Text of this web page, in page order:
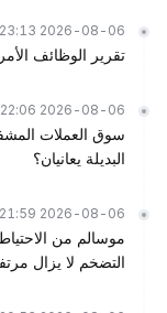
2026-08-06 23:13
تقرير الوظائف
2026-08-06 22:06
البديلة يعانيان؟
2026-08-06 21:59
موسالم من
التضخم لا يزال